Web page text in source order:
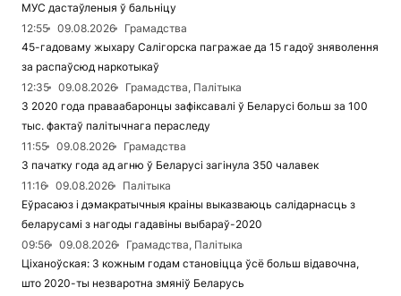
МУС дастаўленыя ў бальніцу
12:55
09.08.2026
Грамадства
45-гадоваму жыхару Салігорска пагражае да 15 гадоў зняволення
за распаўсюд наркотыкаў
12:35
09.08.2026
Грамадства, Палітыка
З 2020 года праваабаронцы зафіксавалі ў Беларусі больш за 100
тыс. фактаў палітычнага пераследу
11:55
09.08.2026
Грамадства
З пачатку года ад агню ў Беларусі загінула 350 чалавек
11:16
09.08.2026
Палітыка
Еўрасаюз і дэмакратычныя краіны выказваюць салідарнасць з
беларусамі з нагоды гадавіны выбараў-2020
09:56
09.08.2026
Грамадства, Палітыка
Ціханоўская: З кожным годам становіцца ўсё больш відавочна,
што 2020-ты незваротна змяніў Беларусь